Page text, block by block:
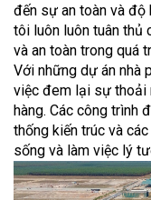
đến sự an toàn và độ
tôi luôn luôn tuân thủ
và an toàn trong quá
Với những dự án nhà
việc đem lại sự thoải
hàng. Các công trình
thống kiến trúc và
sống và làm việc lý